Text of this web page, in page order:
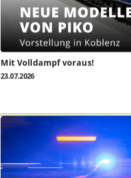
Mit Volldampf voraus!
23.07.2026